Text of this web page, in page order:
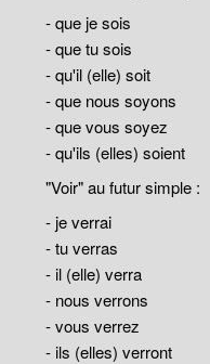
- que je sois
- que tu sois
- qu'il (elle) soit
- que nous soyons
- que vous soyez
- qu'ils (elles) soient
"Voir" au futur simple :
- je verrai
- tu verras
- il (elle) verra
- nous verrons
- vous verrez
- ils (elles) verront